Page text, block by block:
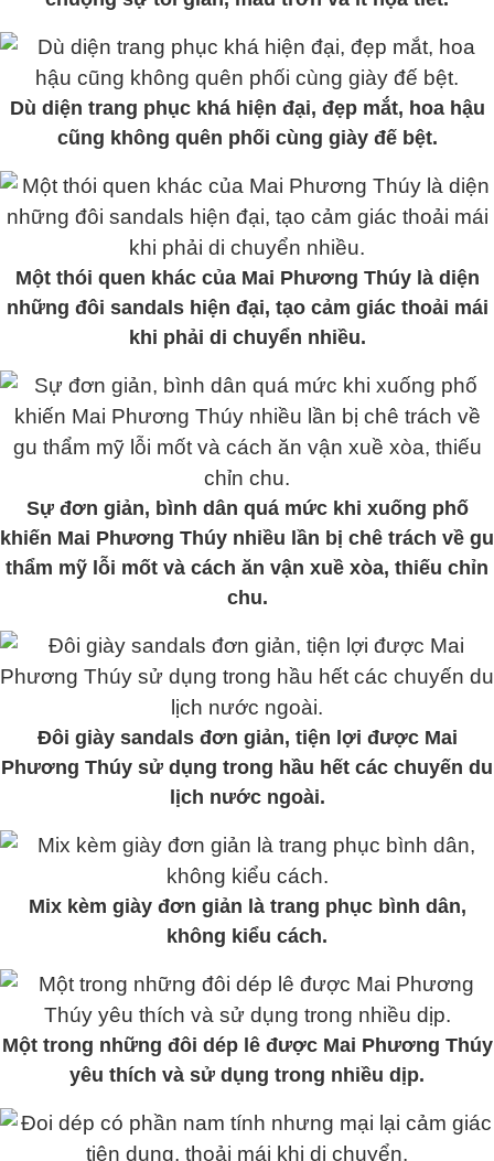
Dù diện trang phục khá hiện đại, đẹp mắt, hoa hậu
cũng không quên phối cùng giày đế bệt.
Một thói quen khác của Mai Phương Thúy là diện
những đôi sandals hiện đại, tạo cảm giác thoải mái
khi phải di chuyển nhiều.
Sự đơn giản, bình dân quá mức khi xuống phố
khiến Mai Phương Thúy nhiều lần bị chê trách về gu
thẩm mỹ lỗi mốt và cách ăn vận xuề xòa, thiếu chỉn
chu.
Đôi giày sandals đơn giản, tiện lợi được Mai
Phương Thúy sử dụng trong hầu hết các chuyến du
lịch nước ngoài.
Mix kèm giày đơn giản là trang phục bình dân,
không kiểu cách.
Một trong những đôi dép lê được Mai Phương Thúy
yêu thích và sử dụng trong nhiều dịp.